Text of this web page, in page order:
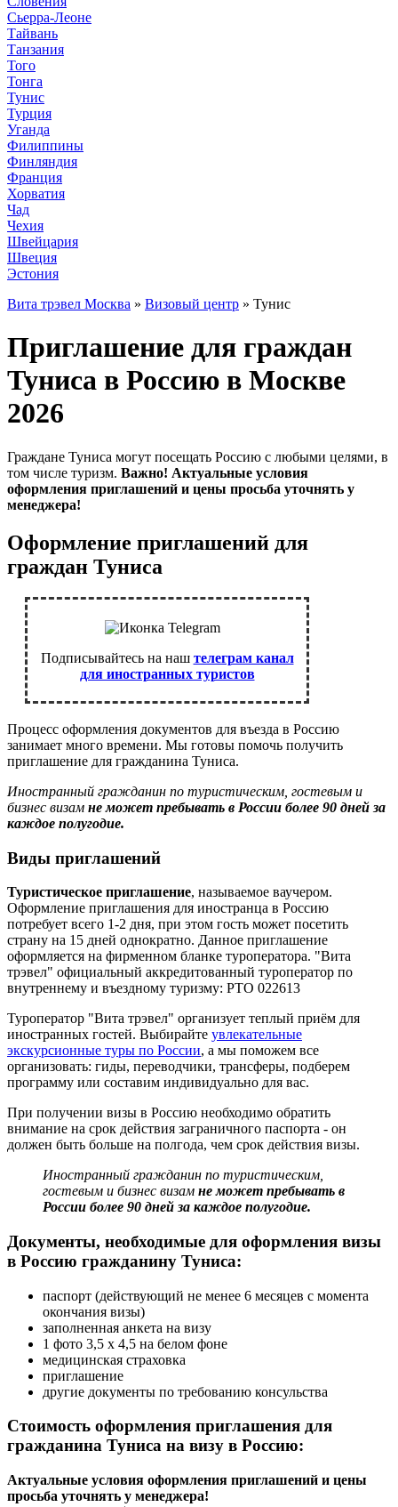
Сьерра-Леоне
Тайвань
Танзания
Того
Тонга
Тунис
Турция
Уганда
Филиппины
Финляндия
Франция
Хорватия
Чад
Чехия
Швейцария
Швеция
Эстония
Вита трэвел Москва » Визовый центр » Тунис
Приглашение для граждан
Туниса в Россию в Москве
2026
Граждане Туниса могут посещать Россию с любыми целями, в
том числе туризм. Важно! Актуальные условия
оформления приглашений и цены просьба уточнять у
менеджера!
Оформление приглашений для
граждан Туниса
Подписывайтесь на наш телеграм канал
для иностранных туристов
Процесс оформления документов для въезда в Россию
занимает много времени. Мы готовы помочь получить
приглашение для гражданина Туниса.
Иностранный гражданин по туристическим, гостевым и
бизнес визам не может пребывать в России более 90 дней за
каждое полугодие.
Виды приглашений
Туристическое приглашение, называемое ваучером.
Оформление приглашения для иностранца в Россию
потребует всего 1-2 дня, при этом гость может посетить
страну на 15 дней однократно. Данное приглашение
оформляется на фирменном бланке туроператора. "Вита
трэвел" официальный аккредитованный туроператор по
внутреннему и въездному туризму: РТО 022613
Туроператор "Вита трэвел" организует теплый приём для
иностранных гостей. Выбирайте увлекательные
экскурсионные туры по России, а мы поможем все
организовать: гиды, переводчики, трансферы, подберем
программу или составим индивидуально для вас.
При получении визы в Россию необходимо обратить
внимание на срок действия заграничного паспорта - он
должен быть больше на полгода, чем срок действия визы.
Иностранный гражданин по туристическим,
гостевым и бизнес визам не может пребывать в
России более 90 дней за каждое полугодие.
Документы, необходимые для оформления визы
в Россию гражданину Туниса:
паспорт (действующий не менее 6 месяцев с момента
окончания визы)
заполненная анкета на визу
1 фото 3,5 х 4,5 на белом фоне
медицинская страховка
приглашение
другие документы по требованию консульства
Стоимость оформления приглашения для
гражданина Туниса на визу в Россию:
Актуальные условия оформления приглашений и цены
просьба уточнять у менеджера!